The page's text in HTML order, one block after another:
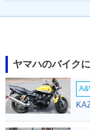
ジ
ヤマハのバイク